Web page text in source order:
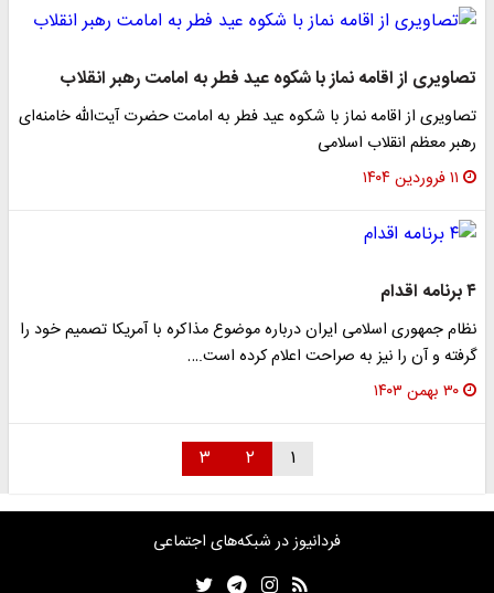
تصاویری از اقامه نماز با شکوه عید فطر به امامت رهبر انقلاب
تصاویری از اقامه نماز با شکوه عید فطر به امامت حضرت آیت‌الله خامنه‌ای
رهبر معظم انقلاب اسلامی
۱۱ فروردین ۱۴۰۴
۴ برنامه اقدام
نظام جمهوری اسلامی ایران درباره موضوع مذاکره با آمریکا تصمیم خود را
گرفته و آن را نیز به صراحت اعلام کرده‌ است.…
۳۰ بهمن ۱۴۰۳
۱ ۲ ۳
فردانیوز در شبکه‌های اجتماعی